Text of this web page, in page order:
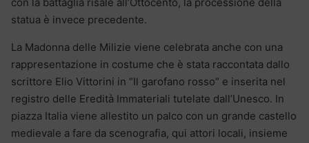
con la battaglia risale all’Ottocento, la processione della
statua è invece precedente.
La Madonna delle Milizie viene celebrata anche con una
rappresentazione in costume che è stata raccontata dallo
scrittore Elio Vittorini in “Il garofano rosso” e inserita nel
registro delle Eredità Immateriali tutelate dall’Unesco. In
piazza Italia viene allestito un palco con un grande castello
medievale a fare da scenografia, qui attori locali, insieme